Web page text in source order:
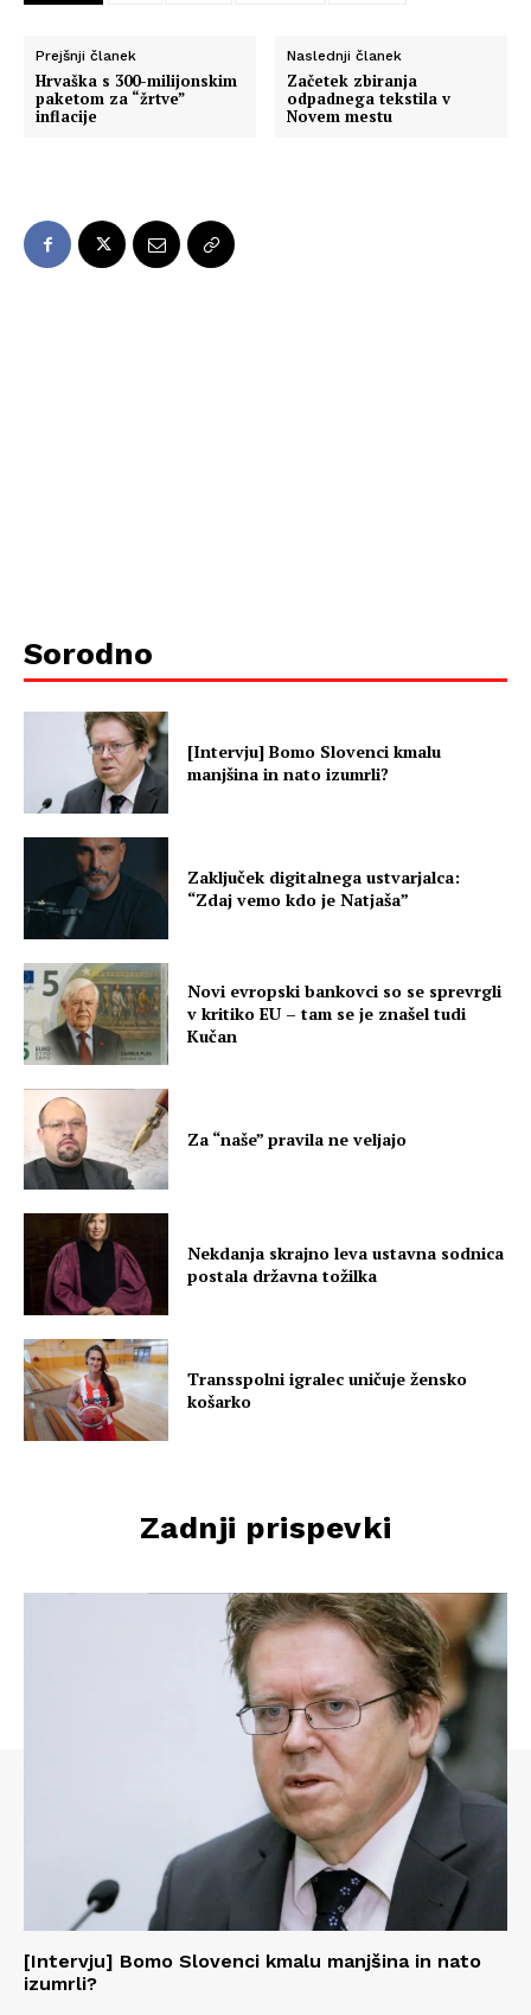
Prejšnji članek
Hrvaška s 300-milijonskim
paketom za “žrtve”
inflacije
Naslednji članek
Začetek zbiranja
odpadnega tekstila v
Novem mestu
Sorodno
[Intervju] Bomo Slovenci kmalu
manjšina in nato izumrli?
Zaključek digitalnega ustvarjalca:
“Zdaj vemo kdo je Natjaša”
Novi evropski bankovci so se sprevrgli
v kritiko EU – tam se je znašel tudi
Kučan
Za “naše” pravila ne veljajo
Nekdanja skrajno leva ustavna sodnica
postala državna tožilka
Transspolni igralec uničuje žensko
košarko
Zadnji prispevki
[Intervju] Bomo Slovenci kmalu manjšina in nato
izumrli?